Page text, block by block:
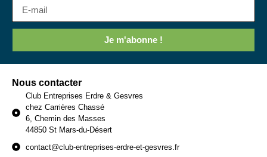
Je m'abonne !
Nous contacter
Club Entreprises Erdre & Gesvres
chez Carrières Chassé
6, Chemin des Masses
44850 St Mars-du-Désert
contact@club-entreprises-erdre-et-gesvres.fr